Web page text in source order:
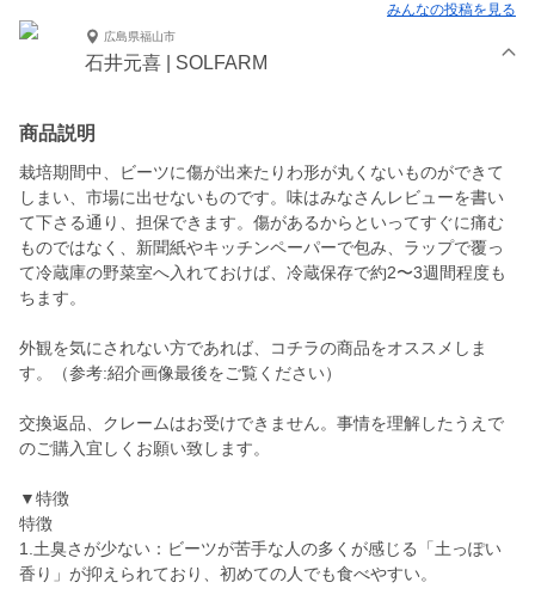
みんなの投稿を見る
広島県福山市
石井元喜 | SOLFARM
商品説明
栽培期間中、ビーツに傷が出来たりわ形が丸くないものができて
しまい、市場に出せないものです。味はみなさんレビューを書い
て下さる通り、担保できます。傷があるからといってすぐに痛む
ものではなく、新聞紙やキッチンペーパーで包み、ラップで覆っ
て冷蔵庫の野菜室へ入れておけば、冷蔵保存で約2〜3週間程度も
ちます。
外観を気にされない方であれば、コチラの商品をオススメしま
す。（参考:紹介画像最後をご覧ください）
交換返品、クレームはお受けできません。事情を理解したうえで
のご購入宜しくお願い致します。
▼特徴
特徴
1.土臭さが少ない：ビーツが苦手な人の多くが感じる「土っぽい
香り」が抑えられており、初めての人でも食べやすい。